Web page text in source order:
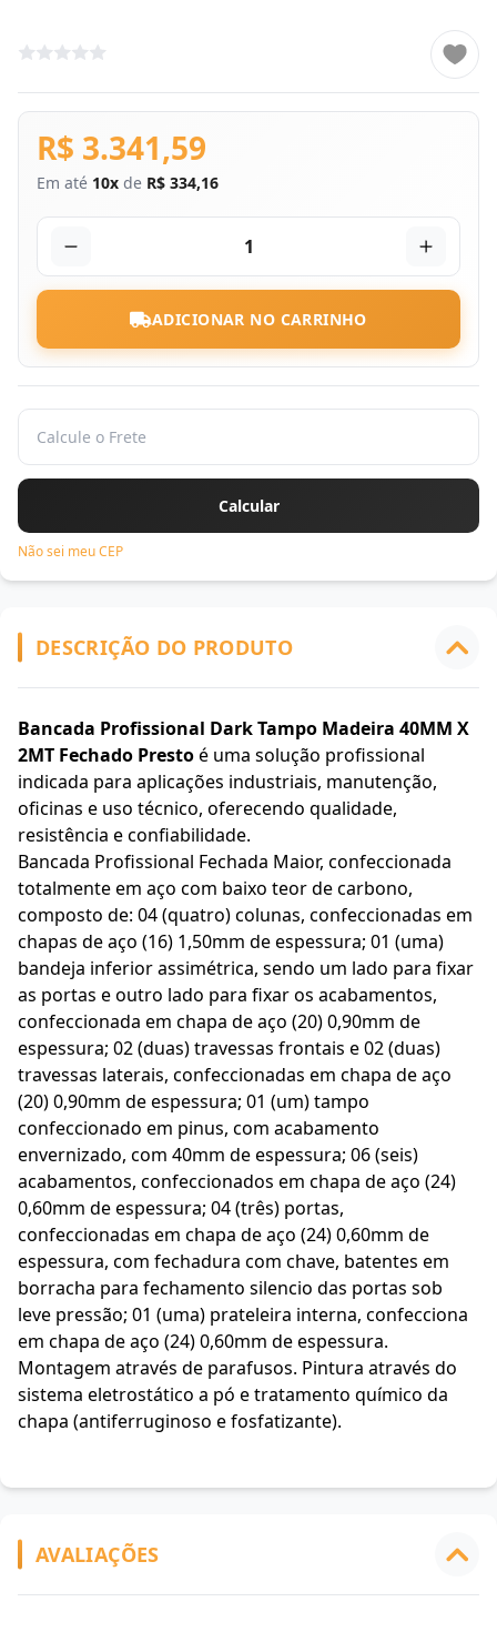
R$ 3.341,59
Em até 10x de R$ 334,16
1
ADICIONAR NO CARRINHO
Não sei meu CEP
DESCRIÇÃO DO PRODUTO
Bancada Profissional Dark Tampo Madeira 40MM X
2MT Fechado Prestoé uma solução profissional
indicada para aplicações industriais, manutenção,
oficinas e uso técnico, oferecendo qualidade,
resistência e confiabilidade.
Bancada Profissional Fechada Maior, confeccionada
totalmente em aço com baixo teor de carbono,
composto de: 04 (quatro) colunas, confeccionadas em
chapas de aço (16) 1,50mm de espessura; 01 (uma)
bandeja inferior assimétrica, sendo um lado para fixar
as portas e outro lado para fixar os acabamentos,
confeccionada em chapa de aço (20) 0,90mm de
espessura; 02 (duas) travessas frontais e 02 (duas)
travessas laterais, confeccionadas em chapa de aço
(20) 0,90mm de espessura; 01 (um) tampo
confeccionado em pinus, com acabamento
envernizado, com 40mm de espessura; 06 (seis)
acabamentos, confeccionados em chapa de aço (24)
0,60mm de espessura; 04 (três) portas,
confeccionadas em chapa de aço (24) 0,60mm de
espessura, com fechadura com chave, batentes em
borracha para fechamento silencio das portas sob
leve pressão; 01 (uma) prateleira interna, confecciona
em chapa de aço (24) 0,60mm de espessura.
Montagem através de parafusos. Pintura através do
sistema eletrostático a pó e tratamento químico da
chapa (antiferruginoso e fosfatizante).
AVALIAÇÕES